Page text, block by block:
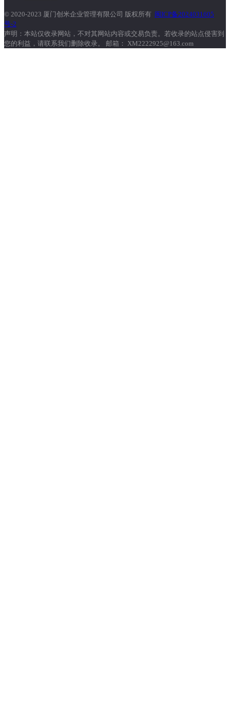
© 2020-2023 厦门创米企业管理有限公司 版权所有 闽ICP备2024031605
号-2
声明：本站仅收录网站，不对其网站内容或交易负责。若收录的站点侵害到
您的利益，请联系我们删除收录。 邮箱： XM2222925@163.com